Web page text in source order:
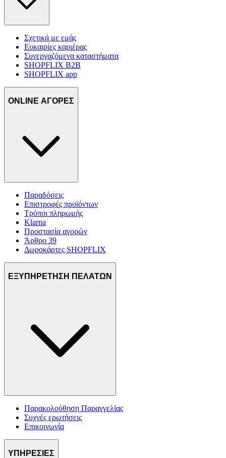
Σχετικά με εμάς
Ευκαιρίες καριέρας
Συνεργαζόμενα καταστήματα
SHOPFLIX B2B
SHOPFLIX app
ONLINE ΑΓΟΡΕΣ
Παραδόσεις
Επιστροφές προϊόντων
Τρόποι πληρωμής
Klarna
Προστασία αγορών
Άρθρο 39
Δωροκάρτες SHOPFLIX
ΕΞΥΠΗΡΕΤΗΣΗ ΠΕΛΑΤΩΝ
Παρακολούθηση Παραγγελίας
Συχνές ερωτήσεις
Επικοινωνία
ΥΠΗΡΕΣΙΕΣ